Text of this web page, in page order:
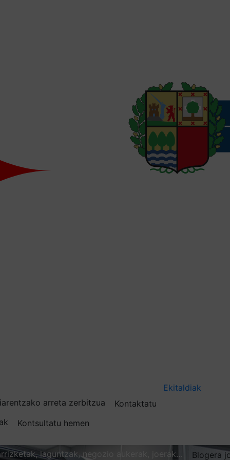
arreta zerbitzua
Kontaktatu
Kontsultatu hemen
Ekitaldiak
laguntzak, negozio aukerak, joerak… Blogera